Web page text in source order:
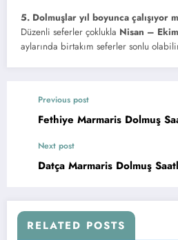
5. Dolmuşlar yıl boyunca çalışıyor
Düzenli seferler çoklukla Nisan – Ekim
aylarında birtakım seferler sonlu
Previous post
Fethiye Marmaris Dolmuş
Next post
Datça Marmaris Dolmuş
RELATED POSTS